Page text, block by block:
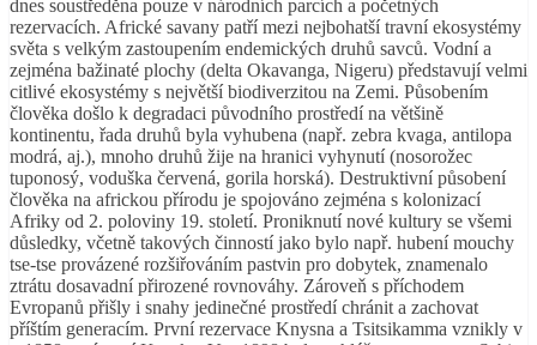
dnes soustředěna pouze v národních parcích a početných
rezervacích. Africké savany patří mezi nejbohatší travní ekosystémy
světa s velkým zastoupením endemických druhů savců. Vodní a
zejména bažinaté plochy (delta Okavanga, Nigeru) představují velmi
citlivé ekosystémy s největší biodiverzitou na Zemi. Působením
člověka došlo k degradaci původního prostředí na většině
kontinentu, řada druhů byla vyhubena (např. zebra kvaga, antilopa
modrá, aj.), mnoho druhů žije na hranici vyhynutí (nosorožec
tuponosý, voduška červená, gorila horská). Destruktivní působení
člověka na africkou přírodu je spojováno zejména s kolonizací
Afriky od 2. poloviny 19. století. Proniknutí nové kultury se všemi
důsledky, včetně takových činností jako bylo např. hubení mouchy
tse-tse provázené rozšiřováním pastvin pro dobytek, znamenalo
ztrátu dosavadní přirozené rovnováhy. Zároveň s příchodem
Evropanů přišly i snahy jedinečné prostředí chránit a zachovat
příštím generacím. První rezervace Knysna a Tsitsikamma vznikly v